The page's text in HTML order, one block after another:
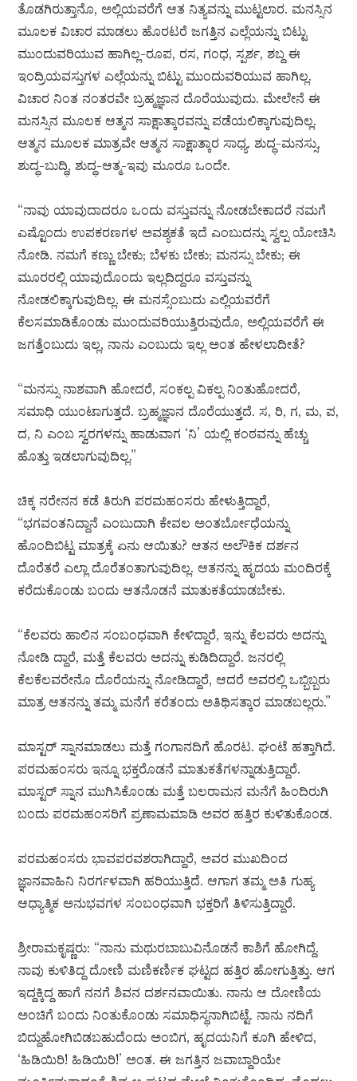
ತೊಡಗಿರುತ್ತಾನೊ, ಅಲ್ಲಿಯವರೆಗೆ ಆತ ನಿತ್ಯವನ್ನು ಮುಟ್ಟಲಾರ. ಮನಸ್ಸಿನ
ಮೂಲಕ ವಿಚಾರ ಮಾಡಲು ಹೊರಟರೆ ಜಗತ್ತಿನ ಎಲ್ಲೆಯನ್ನು ಬಿಟ್ಟು
ಮುಂದುವರಿಯುವ ಹಾಗಿಲ್ಲ-ರೂಪ, ರಸ, ಗಂಧ, ಸ್ಪರ್ಶ, ಶಬ್ದ ಈ
ಇಂದ್ರಿಯವಸ್ತುಗಳ ಎಲ್ಲೆಯನ್ನು ಬಿಟ್ಟು ಮುಂದುವರಿಯುವ ಹಾಗಿಲ್ಲ.
ವಿಚಾರ ನಿಂತ ನಂತರವೇ ಬ್ರಹ್ಮಜ್ಞಾನ ದೊರೆಯುವುದು. ಮೇಲೇನೆ ಈ
ಮನಸ್ಸಿನ ಮೂಲಕ ಆತ್ಮನ ಸಾಕ್ಷಾತ್ಕಾರವನ್ನು ಪಡೆಯಲಿಕ್ಕಾಗುವುದಿಲ್ಲ.
ಆತ್ಮನ ಮೂಲಕ ಮಾತ್ರವೇ ಆತ್ಮನ ಸಾಕ್ಷಾತ್ಕಾರ ಸಾಧ್ಯ. ಶುದ್ಧ-ಮನಸ್ಸು,
ಶುದ್ಧ-ಬುದ್ಧಿ, ಶುದ್ಧ-ಆತ್ಮ-ಇವು ಮೂರೂ ಒಂದೇ.
“ನಾವು ಯಾವುದಾದರೂ ಒಂದು ವಸ್ತುವನ್ನು ನೋಡಬೇಕಾದರೆ ನಮಗೆ
ಎಷ್ಟೊಂದು ಉಪಕರಣಗಳ ಅವಶ್ಯಕತೆ ಇದೆ ಎಂಬುದನ್ನು ಸ್ವಲ್ಪ ಯೋಚಿಸಿ
ನೋಡಿ. ನಮಗೆ ಕಣ್ಣು ಬೇಕು; ಬೆಳಕು ಬೇಕು; ಮನಸ್ಸು ಬೇಕು; ಈ
ಮೂರರಲ್ಲಿ ಯಾವುದೊಂದು ಇಲ್ಲದಿದ್ದರೂ ವಸ್ತುವನ್ನು
ನೋಡಲಿಕ್ಕಾಗುವುದಿಲ್ಲ. ಈ ಮನಸ್ಸೆಂಬುದು ಎಲ್ಲಿಯವರೆಗೆ
ಕೆಲಸಮಾಡಿಕೊಂಡು ಮುಂದುವರಿಯುತ್ತಿರುವುದೊ, ಅಲ್ಲಿಯವರೆಗೆ ಈ
ಜಗತ್ತೆಂಬುದು ಇಲ್ಲ, ನಾನು ಎಂಬುದು ಇಲ್ಲ ಅಂತ ಹೇಳಲಾದೀತೆ?
“ಮನಸ್ಸು ನಾಶವಾಗಿ ಹೋದರೆ, ಸಂಕಲ್ಪ ವಿಕಲ್ಪ ನಿಂತುಹೋದರೆ,
ಸಮಾಧಿ ಯುಂಟಾಗುತ್ತದೆ. ಬ್ರಹ್ಮಜ್ಞಾನ ದೊರೆಯುತ್ತದೆ. ಸ, ರಿ, ಗ, ಮ, ಪ,
ದ, ನಿ ಎಂಬ ಸ್ವರಗಳನ್ನು ಹಾಡುವಾಗ ‘ನಿ’ ಯಲ್ಲಿ ಕಂಠವನ್ನು ಹೆಚ್ಚು
ಹೊತ್ತು ಇಡಲಾಗುವುದಿಲ್ಲ.”
ಚಿಕ್ಕ ನರೇನನ ಕಡೆ ತಿರುಗಿ ಪರಮಹಂಸರು ಹೇಳುತ್ತಿದ್ದಾರೆ,
“ಭಗವಂತನಿದ್ದಾನೆ ಎಂಬುದಾಗಿ ಕೇವಲ ಅಂತರ್ಬೋಧೆಯನ್ನು
ಹೊಂದಿಬಿಟ್ಟ ಮಾತ್ರಕ್ಕೆ ಏನು ಆಯಿತು? ಆತನ ಅಲೌಕಿಕ ದರ್ಶನ
ದೊರೆತರೆ ಎಲ್ಲಾ ದೊರೆತಂತಾಗುವುದಿಲ್ಲ. ಆತನನ್ನು ಹೃದಯ ಮಂದಿರಕ್ಕೆ
ಕರೆದುಕೊಂಡು ಬಂದು ಆತನೊಡನೆ ಮಾತುಕತೆಯಾಡಬೇಕು.
“ಕೆಲವರು ಹಾಲಿನ ಸಂಬಂಧವಾಗಿ ಕೇಳಿದ್ದಾರೆ, ಇನ್ನು ಕೆಲವರು ಅದನ್ನು
ನೋಡಿ ದ್ದಾರೆ, ಮತ್ತೆ ಕೆಲವರು ಅದನ್ನು ಕುಡಿದಿದ್ದಾರೆ. ಜನರಲ್ಲಿ
ಕೆಲಕೆಲವರೇನೊ ದೊರೆಯನ್ನು ನೋಡಿದ್ದಾರೆ, ಆದರೆ ಅವರಲ್ಲಿ ಒಬ್ಬಿಬ್ಬರು
ಮಾತ್ರ ಆತನನ್ನು ತಮ್ಮ ಮನೆಗೆ ಕರೆತಂದು ಅತಿಥಿಸತ್ಕಾರ ಮಾಡಬಲ್ಲರು.”
ಮಾಸ್ಟರ್ ಸ್ನಾನಮಾಡಲು ಮತ್ತೆ ಗಂಗಾನದಿಗೆ ಹೊರಟ. ಘಂಟೆ ಹತ್ತಾಗಿದೆ.
ಪರಮಹಂಸರು ಇನ್ನೂ ಭಕ್ತರೊಡನೆ ಮಾತುಕತೆಗಳನ್ನಾಡುತ್ತಿದ್ದಾರೆ.
ಮಾಸ್ಟರ್ ಸ್ನಾನ ಮುಗಿಸಿಕೊಂಡು ಮತ್ತೆ ಬಲರಾಮನ ಮನೆಗೆ ಹಿಂದಿರುಗಿ
ಬಂದು ಪರಮಹಂಸರಿಗೆ ಪ್ರಣಾಮಮಾಡಿ ಅವರ ಹತ್ತಿರ ಕುಳಿತುಕೊಂಡ.
ಪರಮಹಂಸರು ಭಾವಪರವಶರಾಗಿದ್ದಾರೆ, ಅವರ ಮುಖದಿಂದ
ಜ್ಞಾನವಾಹಿನಿ ನಿರರ್ಗಳವಾಗಿ ಹರಿಯುತ್ತಿದೆ. ಆಗಾಗ ತಮ್ಮ ಅತಿ ಗುಹ್ಯ
ಆಧ್ಯಾತ್ಮಿಕ ಅನುಭವಗಳ ಸಂಬಂಧವಾಗಿ ಭಕ್ತರಿಗೆ ತಿಳಿಸುತ್ತಿದ್ದಾರೆ.
ಶ್ರೀರಾಮಕೃಷ್ಣರು: “ನಾನು ಮಥುರಬಾಬುವಿನೊಡನೆ ಕಾಶಿಗೆ ಹೋಗಿದ್ದೆ.
ನಾವು ಕುಳಿತಿದ್ದ ದೋಣಿ ಮಣಿಕರ್ಣಿಕ ಘಟ್ಟದ ಹತ್ತಿರ ಹೋಗುತ್ತಿತ್ತು. ಆಗ
ಇದ್ದಕ್ಕಿದ್ದ ಹಾಗೆ ನನಗೆ ಶಿವನ ದರ್ಶನವಾಯಿತು. ನಾನು ಆ ದೋಣಿಯ
ಅಂಚಿಗೆ ಬಂದು ನಿಂತುಕೊಂಡು ಸಮಾಧಿಸ್ಥನಾಗಿಬಿಟ್ಟೆ. ನಾನು ನದಿಗೆ
ಬಿದ್ದುಹೋಗಿಬಿಡಬಹುದೆಂದು ಅಂಬಿಗ, ಹೃದಯನಿಗೆ ಕೂಗಿ ಹೇಳಿದ,
‘ಹಿಡಿಯಿರಿ! ಹಿಡಿಯಿರಿ!’ ಅಂತ. ಈ ಜಗತ್ತಿನ ಜವಾಬ್ದಾರಿಯೇ